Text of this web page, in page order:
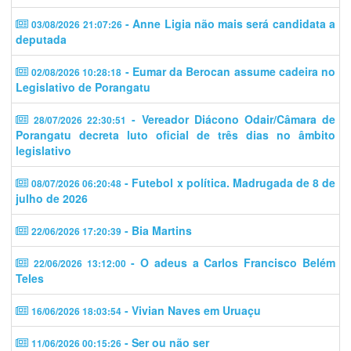
03/08/2026 21:07:26 - Anne Ligia não mais será candidata a
deputada
02/08/2026 10:28:18 - Eumar da Berocan assume cadeira no
Legislativo de Porangatu
28/07/2026 22:30:51 - Vereador Diácono Odair/Câmara de
Porangatu decreta luto oficial de três dias no âmbito
legislativo
08/07/2026 06:20:48 - Futebol x política. Madrugada de 8 de
julho de 2026
22/06/2026 17:20:39 - Bia Martins
22/06/2026 13:12:00- O adeus a Carlos Francisco Belém
Teles
16/06/2026 18:03:54 - Vivian Naves em Uruaçu
11/06/2026 00:15:26 - Ser ou não ser